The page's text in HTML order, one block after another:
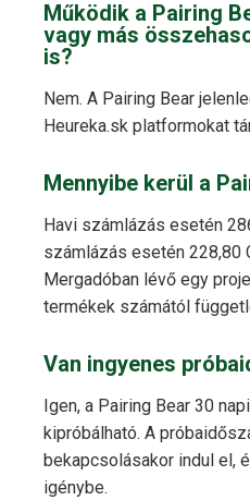
Működik a Pairing
vagy más
is?
Nem. A Pairing Bear
Heureka.sk platformokat
Mennyibe kerül a
Havi számlázás esetén
számlázás esetén 228,80
Mergadóban lévő egy
termékek számától
Van ingyenes
Igen, a Pairing Bear 30
kipróbálható. A
bekapcsolásakor indul el,
igénybe.